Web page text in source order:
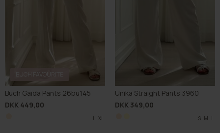
BUCH FAVOURITE
Buch Gaida Pants 26bu145
DKK 449,00
L XL
Unika Straight Pants 3960
DKK 349,00
S M LL